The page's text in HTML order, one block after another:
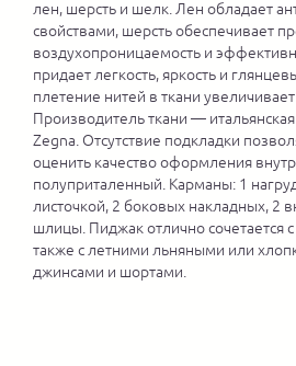
лен, шерсть и шелк. Лен обладает
свойствами, шерсть обеспечивает
воздухопроницаемость и
придает легкость, яркость и
плетение нитей в ткани
Производитель ткани —
Zegna. Отсутствие подкладки
оценить качество оформления
полуприталенный. Карманы: 1
листочкой, 2 боковых накладных, 2
шлицы. Пиджак отлично сочетается
также с летними льняными или
джинсами и шортами.